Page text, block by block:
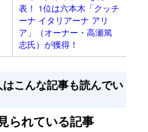
表！ 1位は六本木「クッチ
ーナ イタリアーナ アリ
ア」（オーナー・高瀬篤
志氏）が獲得！
こんな記事も読んでい
られている記事